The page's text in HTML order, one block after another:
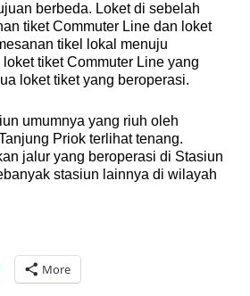
berbeda. Loket di sebelah
tiket Commuter Line dan loket
tikel lokal menuju
tiket Commuter Line yang
loket tiket yang beroperasi.
umumnya yang riuh oleh
Priok terlihat tenang.
jalur yang beroperasi di Stasiun
stasiun lainnya di wilayah
More